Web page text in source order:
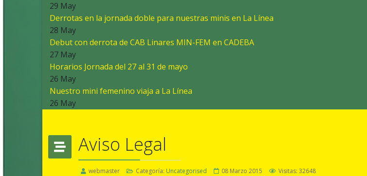
29 May
Derrotas en la jornada doble para nuestras minis en La Línea
28 May
Debut con derrota de CAB Linares MIN-FEM en CADEBA
27 May
Horarios Jornada del 27 al 31 de mayo
26 May
Nuestro mini femenino viaja a La Línea
26 May
Aviso Legal
webmaster Categoría: Uncategorised 08 Marzo 2015 Visitas: 32648